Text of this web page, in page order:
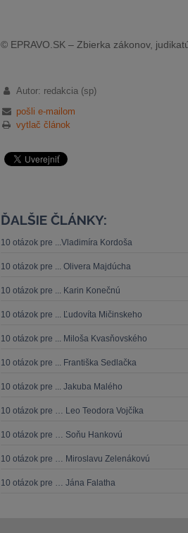
© EPRAVO.SK – Zbierka zákonov,
Autor: redakcia (sp)
pošli e-mailom
vytlač článok
ĎALŠIE ČLÁNKY:
10 otázok pre ...Vladimíra Kordoša
10 otázok pre ... Olivera Majdúcha
10 otázok pre ... Karin Konečnú
10 otázok pre ... Ľudovíta Mičinskeho
10 otázok pre ... Miloša Kvasňovského
10 otázok pre ... Františka Sedlačka
10 otázok pre ... Jakuba Malého
10 otázok pre … Leo Teodora Vojčíka
10 otázok pre … Soňu Hankovú
10 otázok pre … Miroslavu Zelenákovú
10 otázok pre … Jána Falatha